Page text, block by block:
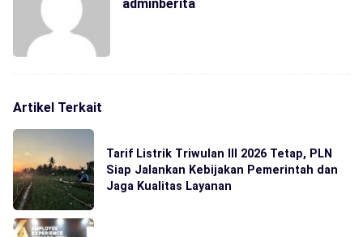
adminberita
Artikel Terkait
Tarif Listrik Triwulan III 2026 Tetap, PLN
Siap Jalankan Kebijakan Pemerintah dan
Jaga Kualitas Layanan